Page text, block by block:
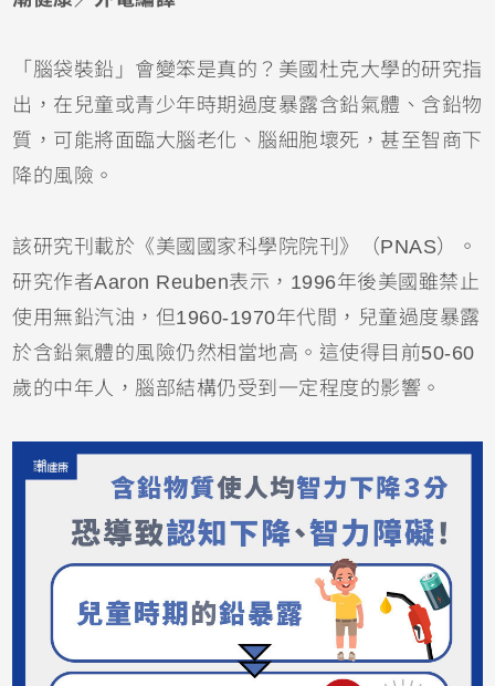
「腦袋裝鉛」會變笨是真的？美國杜克大學的研究指
出，在兒童或青少年時期過度暴露含鉛氣體、含鉛物
質，可能將面臨大腦老化、腦細胞壞死，甚至智商下
降的風險。
該研究刊載於《美國國家科學院院刊》（PNAS）。
研究作者Aaron Reuben表示，1996年後美國雖禁止
使用無鉛汽油，但1960-1970年代間，兒童過度暴露
於含鉛氣體的風險仍然相當地高。這使得目前50-60
歲的中年人，腦部結構仍受到一定程度的影響。